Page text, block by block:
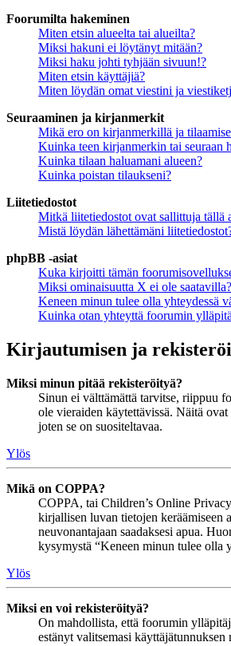
Foorumilta hakeminen
Miten etsin alueelta tai alueilta?
Miksi hakuni ei löytänyt mitään?
Miksi haku johti tyhjään sivuun!?
Miten etsin käyttäjiä?
Miten löydän omat viestini ja
Seuraaminen ja kirjanmerkit
Mikä ero on kirjanmerkillä ja
Kuinka teen kirjanmerkin tai seuraan
Kuinka tilaan haluamani alueen?
Kuinka poistan tilaukseni?
Liitetiedostot
Mitkä liitetiedostot ovat sallittuja tällä
Mistä löydän lähettämäni
phpBB -asiat
Kuka kirjoitti tämän
Miksi ominaisuutta X ei ole saatavilla?
Keneen minun tulee olla yhteydessä
Kuinka otan yhteyttä foorumin
Kirjautumisen ja
Miksi minun pitää rekisteröityä?
Sinun ei välttämättä tarvitse, riippuu
ole vieraiden käytettävissä. Näitä
joten se on suositeltavaa.
Ylös
Mikä on COPPA?
COPPA, tai Children’s Online
kirjallisen luvan tietojen keräämiseen
neuvonantajaan saadaksesi apua.
kysymystä “Keneen minun tulee olla
Ylös
Miksi en voi rekisteröityä?
On mahdollista, että foorumin
estänyt valitsemasi